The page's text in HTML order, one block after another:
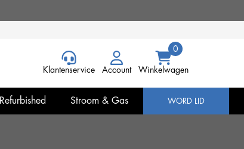
Klantenservice Account Winkelwagen
Refurbished Stroom & Gas WORD LID